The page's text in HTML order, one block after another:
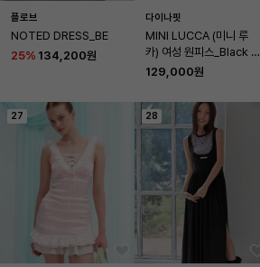
플로브
NOTED DRESS_BE
25% 134,200원
다이나핏
MINI LUCCA (미니 루
카) 여성 원피스_Black Y
WM26W02Z1
129,000원
27 28